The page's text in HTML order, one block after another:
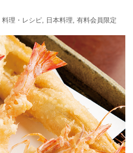
料理・レシピ, 日本料理, 有料会員限定